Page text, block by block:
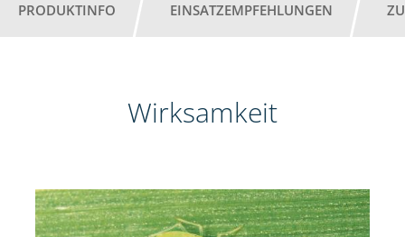
PRODUKTINFO EINSATZEMPFEHLUNGEN
Wirksamkeit